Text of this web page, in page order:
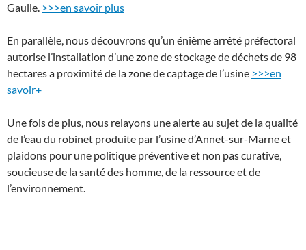
Gaulle. >>>en savoir plus
En parallèle, nous découvrons qu’un énième arrêté préfectoral
autorise l’installation d’une zone de stockage de déchets de 98
hectares a proximité de la zone de captage de l’usine >>>en
savoir+
Une fois de plus, nous relayons une alerte au sujet de la qualité
de l’eau du robinet produite par l’usine d’Annet-sur-Marne et
plaidons pour une politique préventive et non pas curative,
soucieuse de la santé des homme, de la ressource et de
l’environnement.